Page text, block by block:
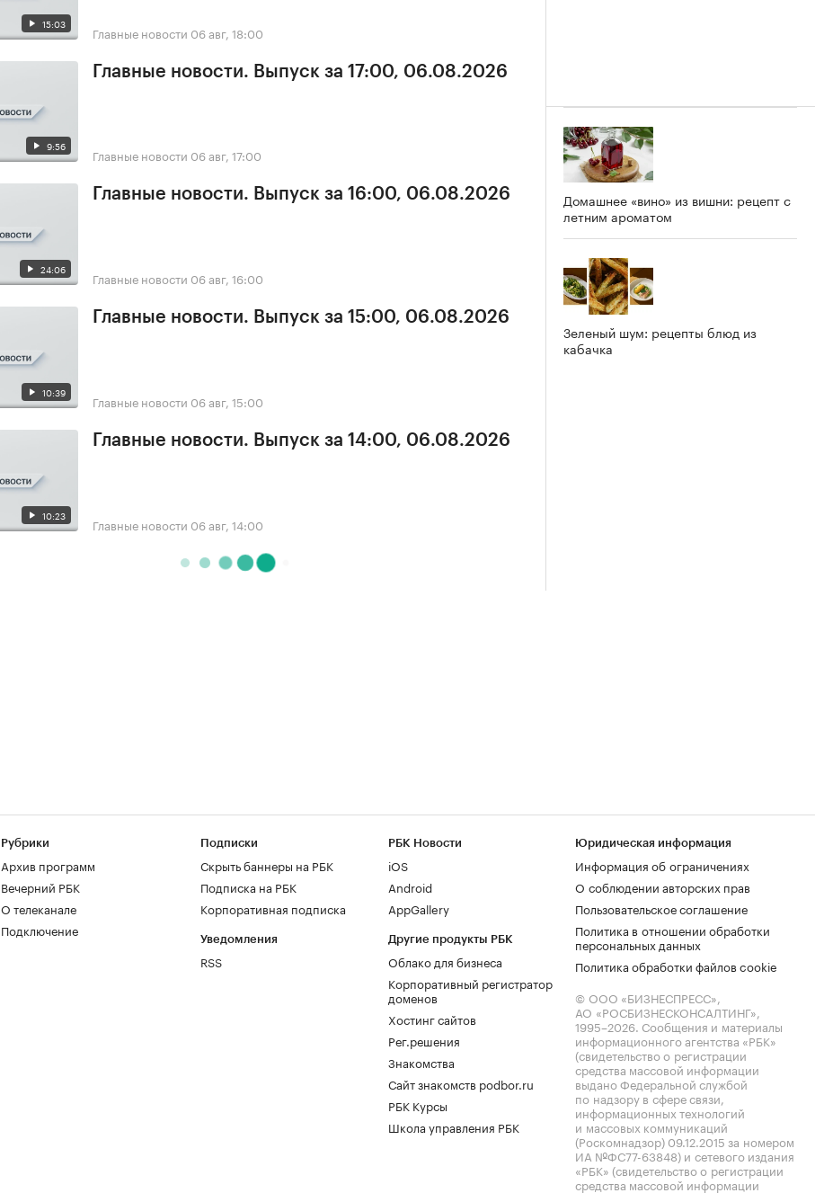
15:03 Главные новости 06 авг, 18:00
9:56
Главные новости. Выпуск за 17:00, 06.08.2026
Главные новости 06 авг, 17:00
24:06
Главные новости. Выпуск за 16:00, 06.08.2026
Главные новости 06 авг, 16:00
10:39
Главные новости. Выпуск за 15:00, 06.08.2026
Главные новости 06 авг, 15:00
10:23
Главные новости. Выпуск за 14:00, 06.08.2026
Главные новости 06 авг, 14:00
Домашнее «вино» из вишни: рецепт с
летним ароматом
Зеленый шум: рецепты блюд из
кабачка
Рубрики
Архив программ
Вечерний РБК
О телеканале
Подключение
Подписки
Скрыть баннеры на РБК
Подписка на РБК
Корпоративная подписка
Уведомления
RSS
РБК Новости
iOS
Android
AppGallery
Другие продукты РБК
Облако для бизнеса
Корпоративный регистратор
доменов
Хостинг сайтов
Рег.решения
Знакомства
Сайт знакомств podbor.ru
РБК Курсы
Школа управления РБК
Юридическая информация
Информация об ограничениях
О соблюдении авторских прав
Пользовательское соглашение
Политика в отношении обработки
персональных данных
Политика обработки файлов cookie
© ООО «БИЗНЕСПРЕСС»,
АО «РОСБИЗНЕСКОНСАЛТИНГ»,
1995–2026. Сообщения и материалы
информационного агентства «РБК»
(свидетельство о регистрации
средства массовой информации
выдано Федеральной службой
по надзору в сфере связи,
информационных технологий
и массовых коммуникаций
(Роскомнадзор) 09.12.2015 за номером
ИА №ФС77-63848) и сетевого издания
«РБК» (свидетельство о регистрации
средства массовой информации